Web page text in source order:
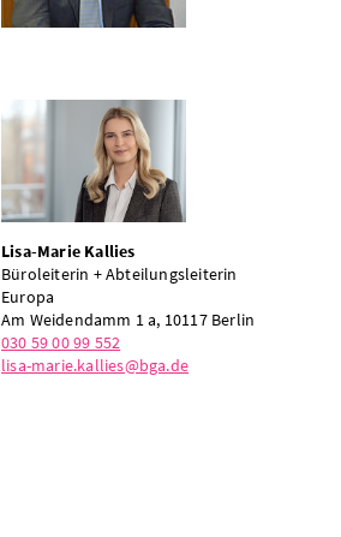
Lisa-Marie Kallies
Büroleiterin + Abteilungsleiterin
Europa
Am Weidendamm 1 a, 10117 Berlin
030 59 00 99 552
lisa-marie.kallies@bga.de